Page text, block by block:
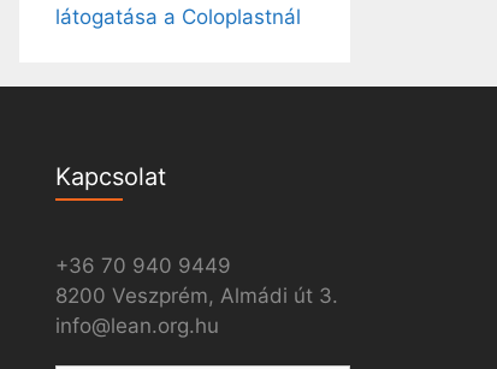
látogatása a Coloplastnál
Kapcsolat
+36 70 940 9449
8200 Veszprém, Almádi út 3.
info@lean.org.hu